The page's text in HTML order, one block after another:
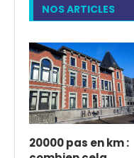
NOS ARTICLES
20000 pas en km :